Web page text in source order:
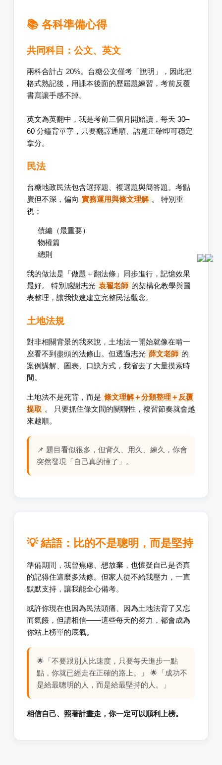
📚 各科準備心得
共同科目：公文、英文
兩科合計占 20%。台糖公文僅考「說明」，因此把
格式熟記後，用課本後面的歷屆題練習，考前反覆
書寫讓手感不掉。
英文為英翻中，我是考前三個月開始讀，每天 30–
60 分鐘背單字，只要翻譯通順、語意正確即可穩定
拿分。
民法
台糖地政民法包含選擇題、複選題與簡答題。考點
廣但不深，偏向 實務運用與條文理解 。 特別重
視：
債編（最重要）
物權篇
總則
我的做法是「做題＋翻法條」同步進行，記憶效果
最好。 特別感謝志光 袁翟老師 的架構化教學與圖
表整理，讓我快速建立完整民法觀念。
土地法規
對非相關背景的我來說，土地法一開始就像在啃一
座看不到盡頭的法條山。但透過志光 薛文老師 的
案例講解、圖表、口訣方式，我省去了大量摸索時
間。
土地法不是死背，而是 條文理解＋分類整理＋反覆
提取 。 只要抓住條文間的關聯性，複習節奏就會越
來越順。
📌 題目看似很多，但背久、用久、練久，你會
突然發現「自己真的懂了」。
💡 結語：比的不是聰明，而是堅持
準備期間，我曾焦慮、想放棄，也懷疑自己是否真
的記得住這麼多法條。但家人從不給我壓力，一直
默默支持，讓我能全心備考。
或許你現在也因為民法頭痛、因為土地法背了又忘
而氣餒，但請相信——這些每天的努力，都會成為
你站上榜單的底氣。
🌟「不要跟別人比速度，只要每天進步一點
點，你就已經走在正確的路上。」 🌟「成功不
是給最聰明的人，而是給最堅持的人。」
相信自己、照著計畫走，你一定可以順利上榜。